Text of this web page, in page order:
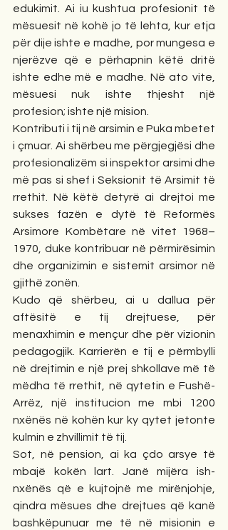
edukimit. Ai iu kushtua profesionit të
mësuesit në kohë jo të lehta, kur etja
për dije ishte e madhe, por mungesa e
njerëzve që e përhapnin këtë dritë
ishte edhe më e madhe. Në ato vite,
mësuesi nuk ishte thjesht një
profesion; ishte një mision.
Kontributi i tij në arsimin e Puka mbetet
i çmuar. Ai shërbeu me përgjegjësi dhe
profesionalizëm si inspektor arsimi dhe
më pas si shef i Seksionit të Arsimit të
rrethit. Në këtë detyrë ai drejtoi me
sukses fazën e dytë të Reformës
Arsimore Kombëtare në vitet 1968–
1970, duke kontribuar në përmirësimin
dhe organizimin e sistemit arsimor në
gjithë zonën.
Kudo që shërbeu, ai u dallua për
aftësitë e tij drejtuese, për
menaxhimin e mençur dhe për vizionin
pedagogjik. Karrierën e tij e përmbylli
në drejtimin e një prej shkollave më të
mëdha të rrethit, në qytetin e Fushë-
Arrëz, një institucion me mbi 1200
nxënës në kohën kur ky qytet jetonte
kulmin e zhvillimit të tij.
Sot, në pension, ai ka çdo arsye të
mbajë kokën lart. Janë mijëra ish-
nxënës që e kujtojnë me mirënjohje,
qindra mësues dhe drejtues që kanë
bashkëpunuar me të në misionin e